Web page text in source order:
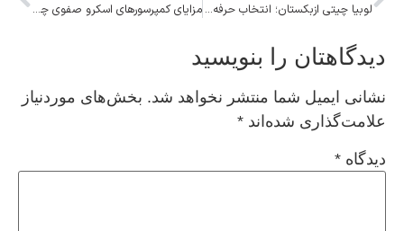
لوبیا چیتی ازبکستان؛ انتخاب حرفه‌ای صنعت کنسرو مزایای کمپرسورهای اسکرو صفوی چیست؟
دیدگاهتان را بنویسید
نشانی ایمیل شما منتشر نخواهد شد. بخش‌های موردنیاز
علامت‌گذاری شده‌اند *
دیدگاه *